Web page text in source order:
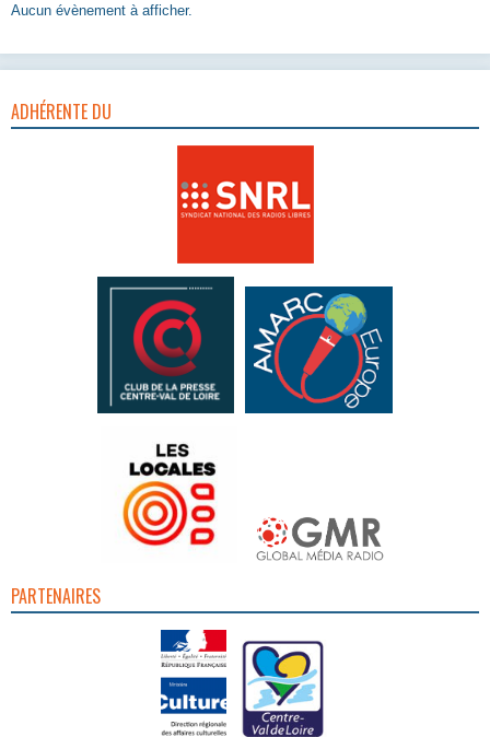
Aucun évènement à afficher.
ADHÉRENTE DU
PARTENAIRES